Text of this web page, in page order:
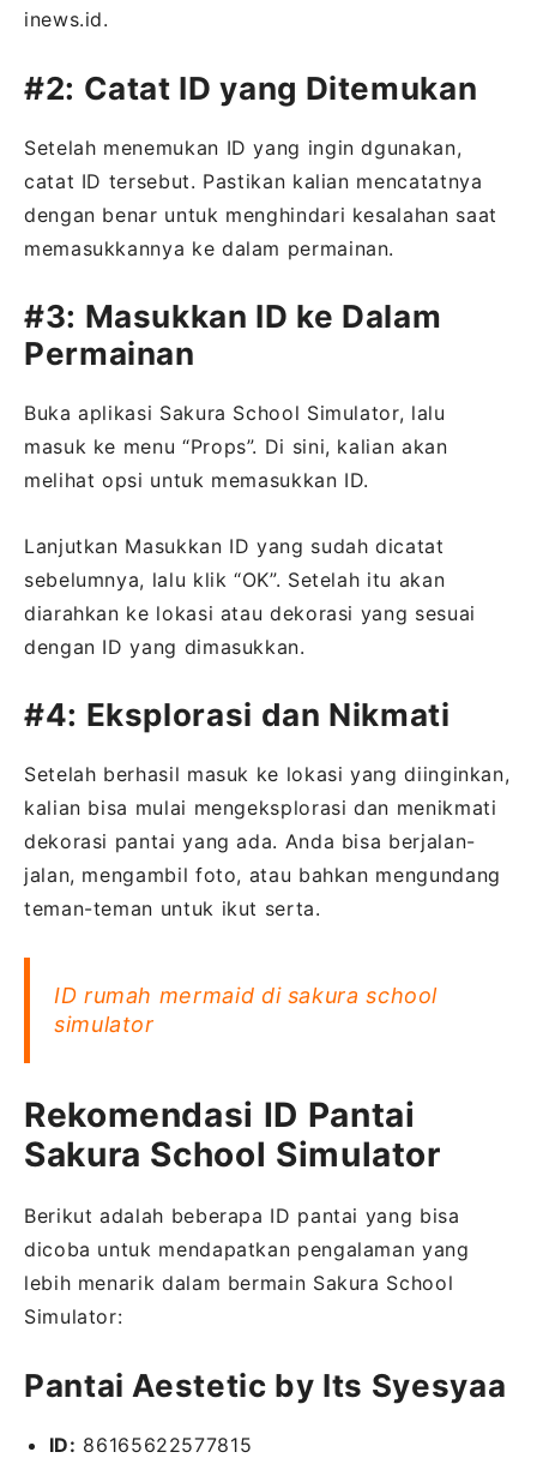
inews.id.
#2: Catat ID yang Ditemukan
Setelah menemukan ID yang ingin dgunakan,
catat ID tersebut. Pastikan kalian mencatatnya
dengan benar untuk menghindari kesalahan saat
memasukkannya ke dalam permainan.
#3: Masukkan ID ke Dalam
Permainan
Buka aplikasi Sakura School Simulator, lalu
masuk ke menu “Props”. Di sini, kalian akan
melihat opsi untuk memasukkan ID.
Lanjutkan Masukkan ID yang sudah dicatat
sebelumnya, lalu klik “OK”. Setelah itu akan
diarahkan ke lokasi atau dekorasi yang sesuai
dengan ID yang dimasukkan.
#4: Eksplorasi dan Nikmati
Setelah berhasil masuk ke lokasi yang diinginkan,
kalian bisa mulai mengeksplorasi dan menikmati
dekorasi pantai yang ada. Anda bisa berjalan-
jalan, mengambil foto, atau bahkan mengundang
teman-teman untuk ikut serta.
ID rumah mermaid di sakura school
simulator
Rekomendasi ID Pantai
Sakura School Simulator
Berikut adalah beberapa ID pantai yang bisa
dicoba untuk mendapatkan pengalaman yang
lebih menarik dalam bermain Sakura School
Simulator:
Pantai Aestetic by Its Syesyaa
ID: 86165622577815